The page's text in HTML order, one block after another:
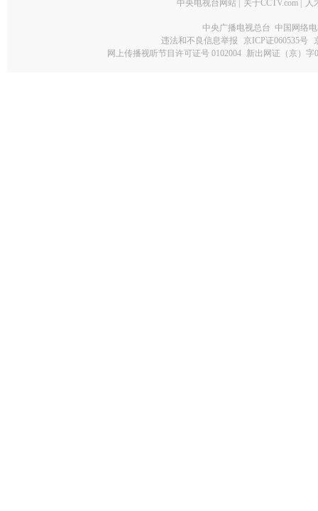
中央电视台网站 关于CCTV.com 人
中央广播电视总台 中国网络
违法和不良信息举报
京ICP证060535号
网上传播视听节目许可证号 0102004 新出网证（京）